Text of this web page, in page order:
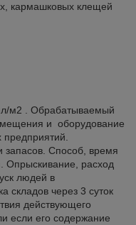
кармашковых клещей
м2 . Обрабатываемый
и оборудование
запасов. Способ, время
Опрыскивание, расход
людей в
складов через 3 суток
действующего
если его содержание